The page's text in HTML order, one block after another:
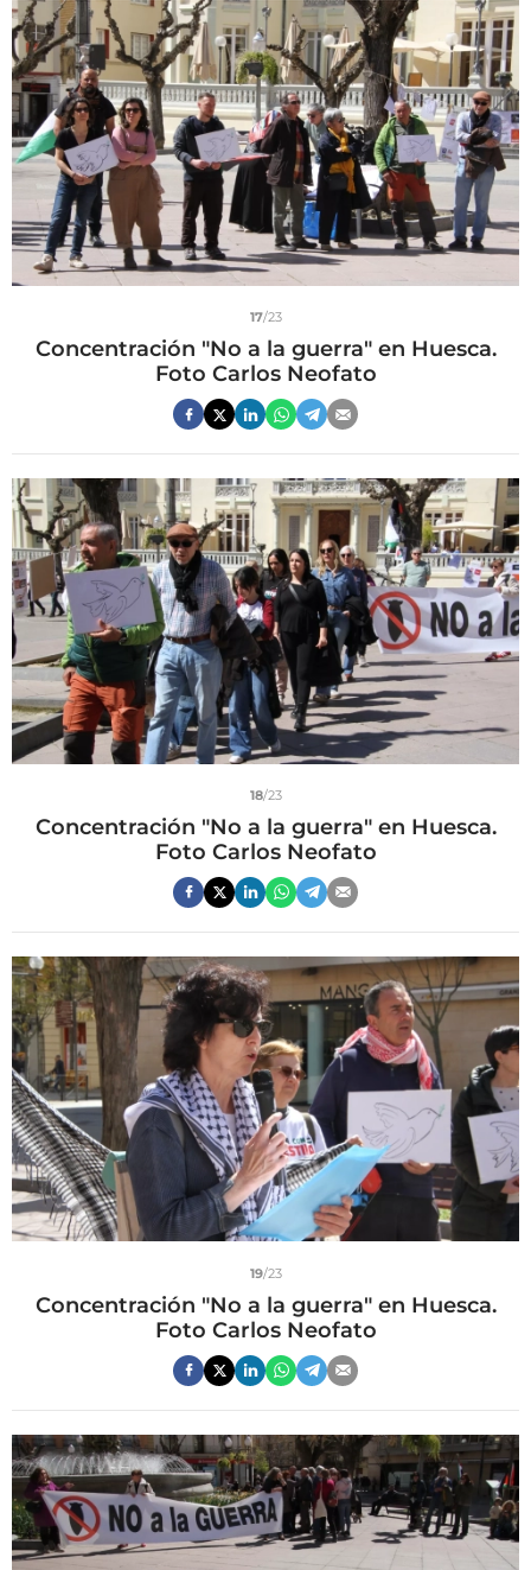
17/23
Concentración "No a la guerra" en Huesca.
Foto Carlos Neofato
18/23
Concentración "No a la guerra" en Huesca.
Foto Carlos Neofato
19/23
Concentración "No a la guerra" en Huesca.
Foto Carlos Neofato